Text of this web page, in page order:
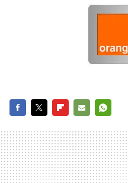
MAIL